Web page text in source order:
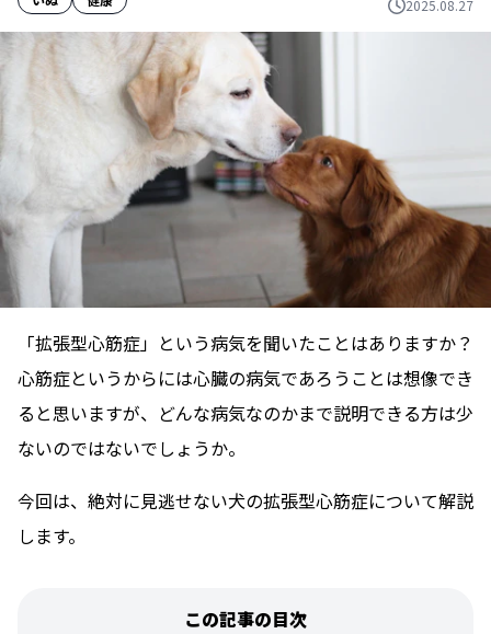
2025.08.27
「拡張型心筋症」という病気を聞いたことはありますか？
心筋症というからには心臓の病気であろうことは想像でき
ると思いますが、どんな病気なのかまで説明できる方は少
ないのではないでしょうか。
今回は、絶対に見逃せない犬の拡張型心筋症について解説
します。
この記事の目次